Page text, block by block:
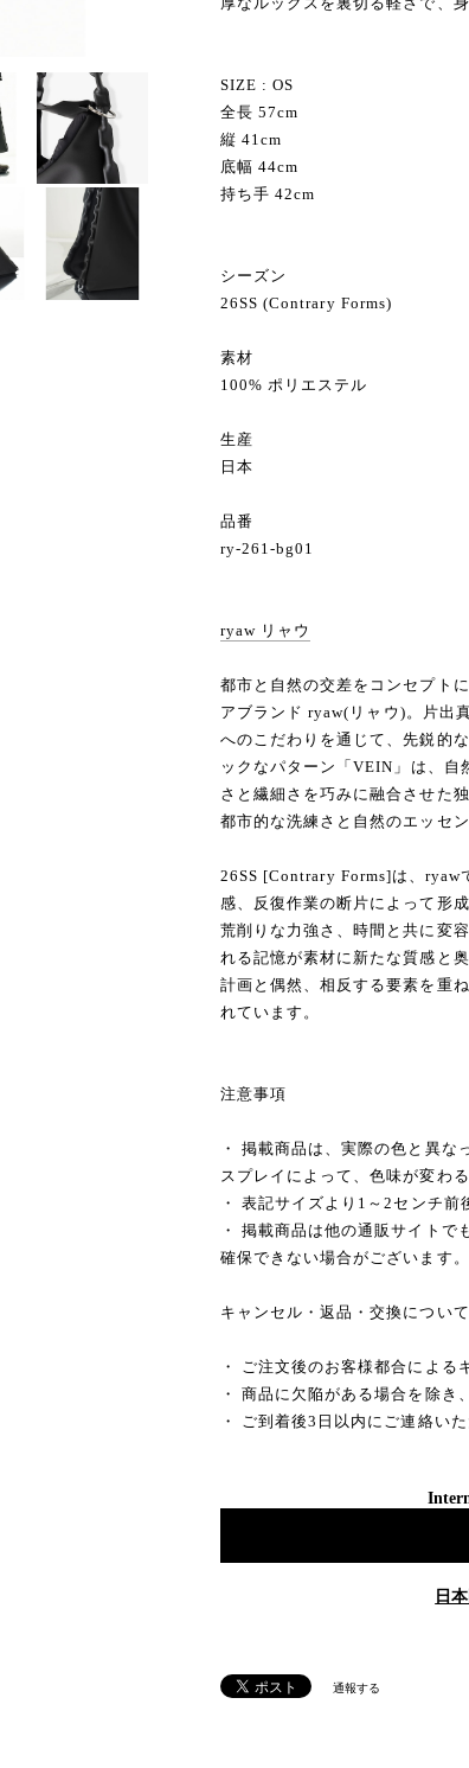
SIZE : OS
全長 57cm
縦 41cm
底幅 44cm
持ち手 42cm
シーズン
26SS (Contrary Forms)
素材
100% ポリエステル
生産
日本
品番
ry-261-bg01
ryaw リャウ
都市と自然の交差をコンセプト
アブランド ryaw(リャウ)。片出
へのこだわりを通じて、先鋭的
ックなパターン「VEIN」は、自
さと繊細さを巧みに融合させた
都市的な洗練さと自然のエッセ
26SS [Contrary Forms]は、ryaw
感、反復作業の断片によって形
荒削りな力強さ、時間と共に変
れる記憶が素材に新たな質感と
計画と偶然、相反する要素を重
れています。
注意事項
・ 掲載商品は、実際の色と異な
スプレイによって、色味が変わ
・ 表記サイズより1～2センチ前
・ 掲載商品は他の通販サイト
確保できない場合がございます
キャンセル・返品・交換について
・ ご注文後のお客様都合による
・ 商品に欠陥がある場合を除き
・ ご到着後3日以内にご連絡い
日
通報する